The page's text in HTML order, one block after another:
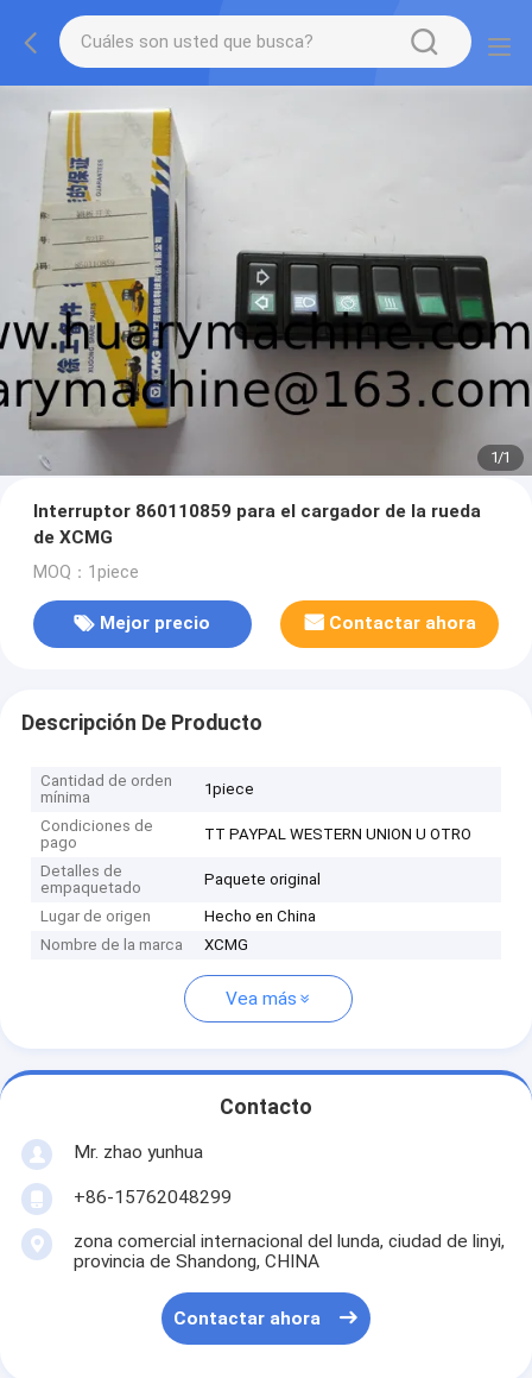
1/1
Interruptor 860110859 para el cargador de la rueda
de XCMG
MOQ：1piece
Mejor precio Contactar ahora
Descripción De Producto
Cantidad de orden
mínima
1piece
Condiciones de
pago
TT PAYPAL WESTERN UNION U OTRO
Detalles de
empaquetado
Paquete original
Lugar de origen
Hecho en China
Nombre de la marca
XCMG
Vea más
Contacto
Mr. zhao yunhua
+86-15762048299
zona comercial internacional del lunda, ciudad de linyi,
provincia de Shandong, CHINA
Contactar ahora